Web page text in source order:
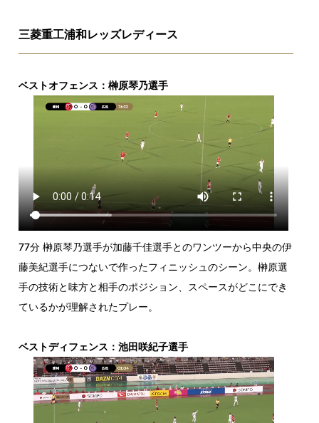
三菱重工浦和レッズレディース
ベストオフェンス：榊原琴乃選手
77分 榊原琴乃選手が加藤千佳選手とのワンツーから中央の伊
藤美紀選手につないで作ったフィニッシュのシーン。榊原選
手の技術と味方と相手のポジション、スペースがどこにでき
ているかが理解されたプレー。
ベストディフェンス：池田咲紀子選手